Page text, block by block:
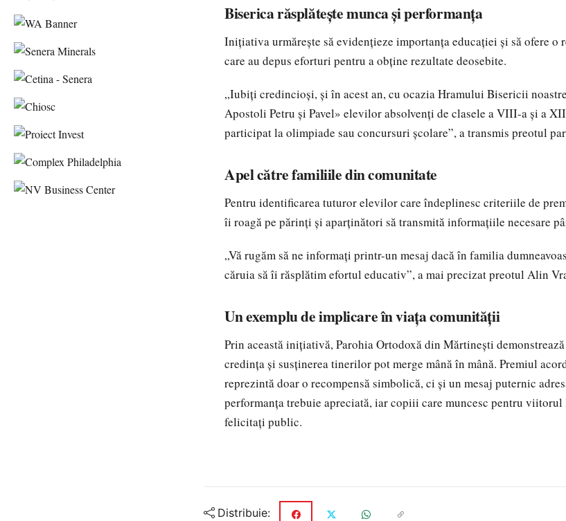
Biserica răsplătește munca și performanța
Inițiativa urmărește să evidențieze importanța educației și să ofere
care au depus eforturi pentru a obține rezultate deosebite.
„Iubiți credincioși, și în acest an, cu ocazia Hramului Bisericii
Apostoli Petru și Pavel» elevilor absolvenți de clasele a VIII-a și a
participat la olimpiade sau concursuri școlare”, a transmis preotul
Apel către familiile din comunitate
Pentru identificarea tuturor elevilor care îndeplinesc criteriile de
îi roagă pe părinți și aparținători să transmită informațiile necesare
„Vă rugăm să ne informați printr-un mesaj dacă în familia
căruia să îi răsplătim efortul educativ”, a mai precizat preotul Alin
Un exemplu de implicare în viața comunității
Prin această inițiativă, Parohia Ortodoxă din Mărtinești
credința și susținerea tinerilor pot merge mână în mână. Premiul
reprezintă doar o recompensă simbolică, ci și un mesaj puternic
performanța trebuie apreciată, iar copiii care muncesc pentru
felicitați public.
Distribuie: